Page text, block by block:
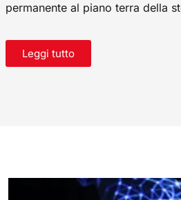
permanente al piano terra della
Leggi tutto